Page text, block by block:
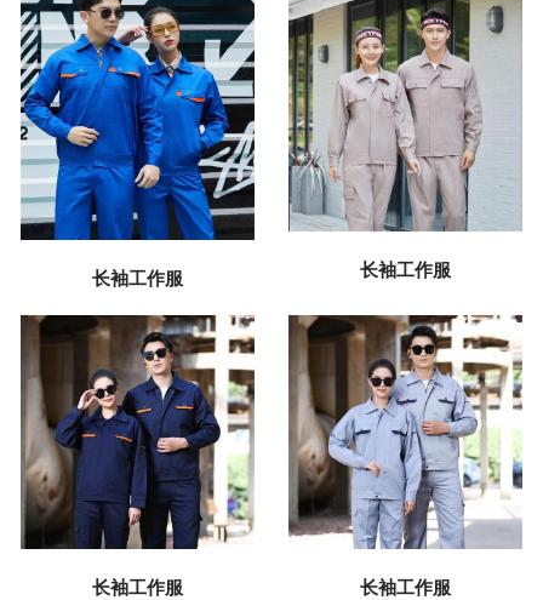
长袖工作服 长袖工作服
长袖工作服 长袖工作服